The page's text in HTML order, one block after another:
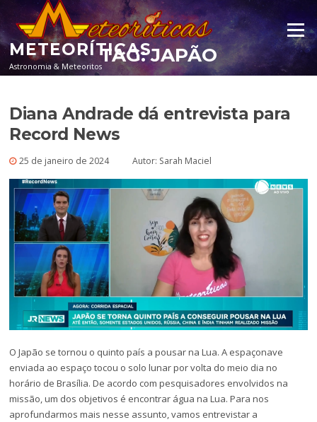
Pular para o conteúdo
METEORÍTICAS
Astronomia & Meteoritos
Menu
TAG:JAPÃO
Diana Andrade dá entrevista para
Record News
25 de janeiro de 2024 Autor: Sarah Maciel
O Japão se tornou o quinto país a pousar na Lua. A espaçonave
enviada ao espaço tocou o solo lunar por volta do meio dia no
horário de Brasília. De acordo com pesquisadores envolvidos na
missão, um dos objetivos é encontrar água na Lua. Para nos
aprofundarmos mais nesse assunto, vamos entrevistar a